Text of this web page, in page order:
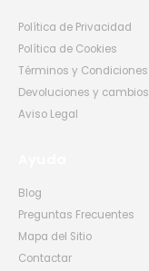
Política de Privacidad
Política de Cookies
Términos y Condiciones
Devoluciones y cambios
Aviso Legal
Blog
Preguntas Frecuentes
Mapa del Sitio
Contactar